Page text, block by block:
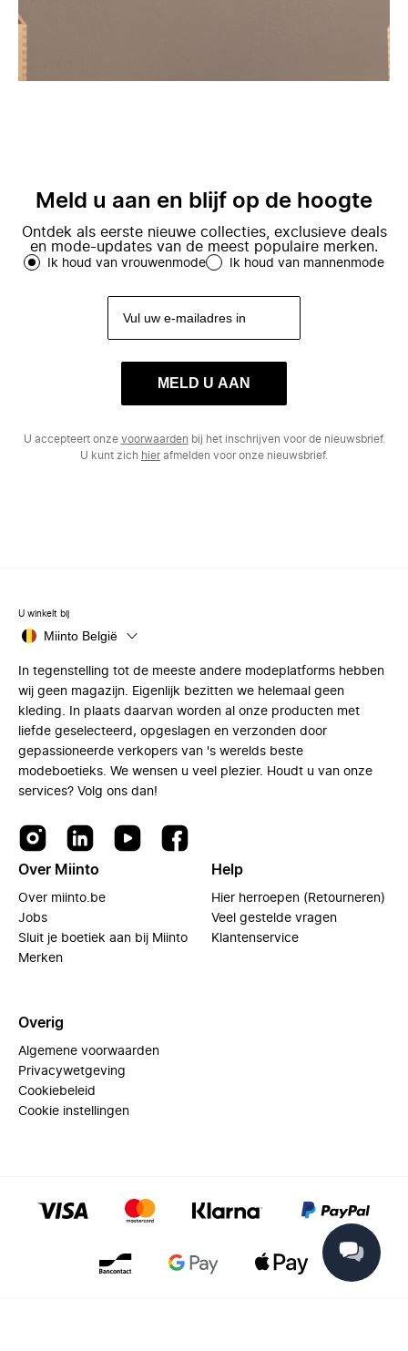
Meld u aan en blijf op de hoogte
Ontdek als eerste nieuwe collecties, exclusieve deals
en mode-updates van de meest populaire merken.
Ik houd van vrouwenmode Ik houd van mannenmode
MELD U AAN
U accepteert onze voorwaarden bij het inschrijven voor de nieuwsbrief.
U kunt zich hierafmelden voor onze nieuwsbrief.
U winkelt bij
Miinto België
In tegenstelling tot de meeste andere modeplatforms hebben
wij geen magazijn. Eigenlijk bezitten we helemaal geen
kleding. In plaats daarvan worden al onze producten met
liefde geselecteerd, opgeslagen en verzonden door
gepassioneerde verkopers van 's werelds beste
modeboetieks. We wensen u veel plezier. Houdt u van onze
services? Volg ons dan!
Over Miinto
Over miinto.be
Jobs
Sluit je boetiek aan bij Miinto
Merken
Help
Hier herroepen (Retourneren)
Veel gestelde vragen
Klantenservice
Overig
Algemene voorwaarden
Privacywetgeving
Cookiebeleid
Cookie instellingen